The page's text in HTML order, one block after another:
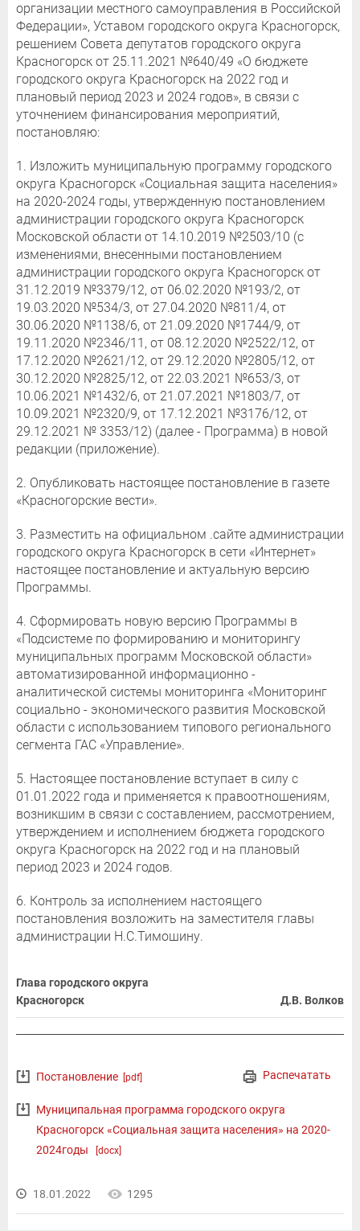
организации местного самоуправления в Российской
Федерации», Уставом городского округа Красногорск,
решением Совета депутатов городского округа
Красногорск от 25.11.2021 №640/49 «О бюджете
городского округа Красногорск на 2022 год и
плановый период 2023 и 2024 годов», в связи с
уточнением финансирования мероприятий,
постановляю:
1. Изложить муниципальную программу городского
округа Красногорск «Социальная защита населения»
на 2020-2024 годы, утвержденную постановлением
администрации городского округа Красногорск
Московской области от 14.10.2019 №2503/10 (с
изменениями, внесенными постановлением
администрации городского округа Красногорск от
31.12.2019 №3379/12, от 06.02.2020 №193/2, от
19.03.2020 №534/3, от 27.04.2020 №811/4, от
30.06.2020 №1138/6, от 21.09.2020 №1744/9, от
19.11.2020 №2346/11, от 08.12.2020 №2522/12, от
17.12.2020 №2621/12, от 29.12.2020 №2805/12, от
30.12.2020 №2825/12, от 22.03.2021 №653/3, от
10.06.2021 №1432/6, от 21.07.2021 №1803/7, от
10.09.2021 №2320/9, от 17.12.2021 №3176/12, от
29.12.2021 № 3353/12) (далее - Программа) в новой
редакции (приложение).
2. Опубликовать настоящее постановление в газете
«Красногорские вести».
3. Разместить на официальном .сайте администрации
городского округа Красногорск в сети «Интернет»
настоящее постановление и актуальную версию
Программы.
4. Сформировать новую версию Программы в
«Подсистеме по формированию и мониторингу
муниципальных программ Московской области»
автоматизированной информационно -
аналитической системы мониторинга «Мониторинг
социально - экономического развития Московской
области с использованием типового регионального
сегмента ГАС «Управление».
5. Настоящее постановление вступает в силу с
01.01.2022 года и применяется к правоотношениям,
возникшим в связи с составлением, рассмотрением,
утверждением и исполнением бюджета городского
округа Красногорск на 2022 год и на плановый
период 2023 и 2024 годов.
6. Контроль за исполнением настоящего
постановления возложить на заместителя главы
администрации Н.С.Тимошину.
Глава городского округа
Красногорск
Д.В. Волков
Распечатать
Постановление [pdf]
Муниципальная программа городского округа
Красногорск «Социальная защита населения» на 2020-
2024годы
[docx]
18.01.2022 1295